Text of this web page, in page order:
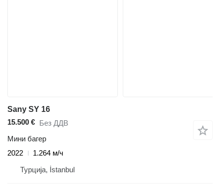
Sany SY 16
15.500 € Без ДДВ
Мини багер
2022
1.264 м/ч
Турција, İstanbul